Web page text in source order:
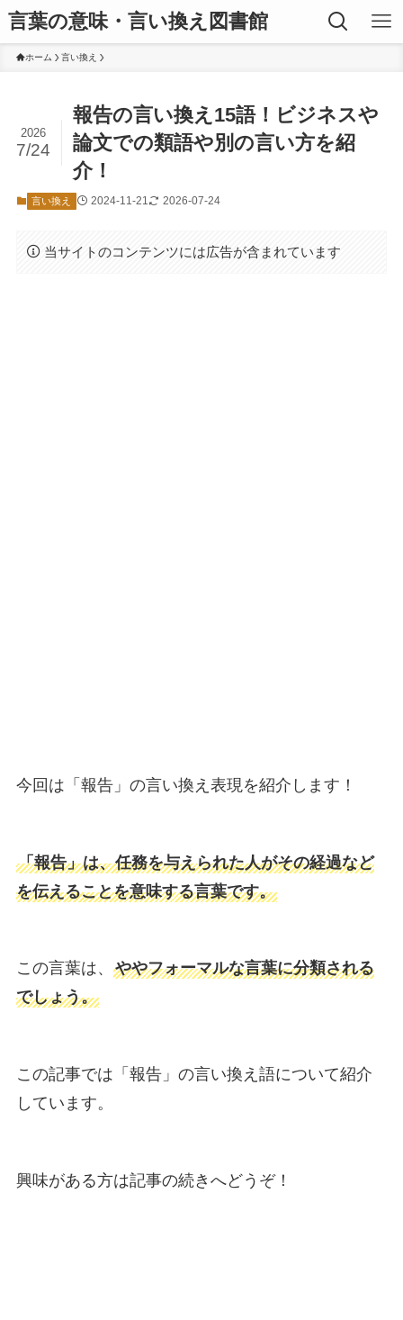
言葉の意味・言い換え図書館
ホーム 言い換え
報告の言い換え15語！ビジネスや
論文での類語や別の言い方を紹
介！
2026
7/24
言い換え 2024-11-21 2026-07-24
当サイトのコンテンツには広告が含まれています
今回は「報告」の言い換え表現を紹介します！
「報告」は、任務を与えられた人がその経過など
を伝えることを意味する言葉です。
この言葉は、 ややフォーマルな言葉に分類される
でしょう。
この記事では「報告」の言い換え語について紹介
しています。
興味がある方は記事の続きへどうぞ！